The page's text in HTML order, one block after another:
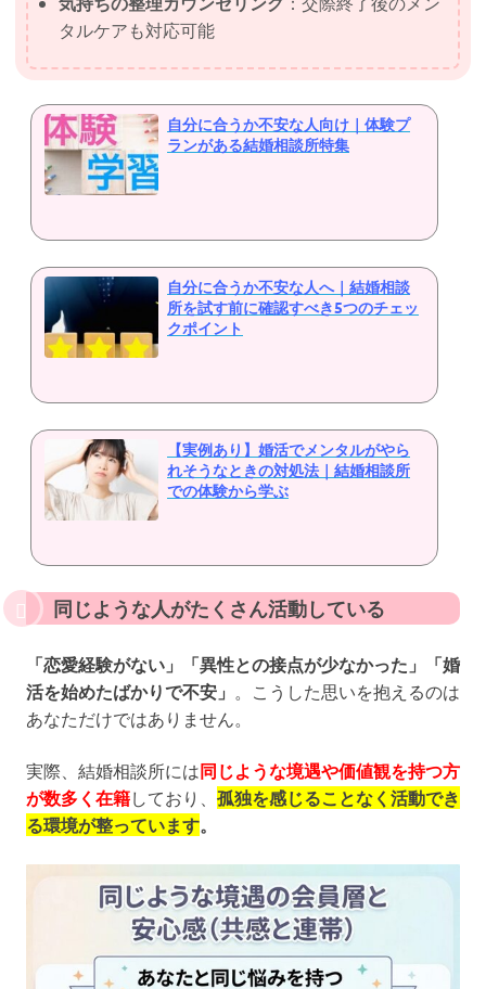
タルケアも対応可能
自分に合うか不安な人向け｜体験プ
ランがある結婚相談所特集
自分に合うか不安な人へ｜結婚相談
所を試す前に確認すべき5つのチェッ
クポイント
【実例あり】婚活でメンタルがやら
れそうなときの対処法｜結婚相談所
での体験から学ぶ
同じような人がたくさん活動している
「恋愛経験がない」「異性との接点が少なかった」「婚
活を始めたばかりで不安」 。こうした思いを抱えるのは
あなただけではありません。
実際、結婚相談所には同じような境遇や価値観を持つ方
が数多く在籍しており、 孤独を感じることなく活動でき
る環境が整っています。